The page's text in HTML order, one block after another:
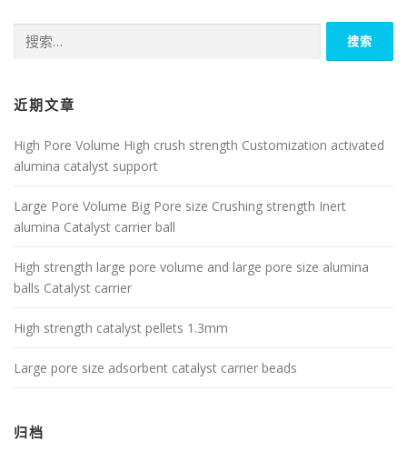
索：
近期文章
High Pore Volume High crush strength Customization activated
alumina catalyst support
Large Pore Volume Big Pore size Crushing strength Inert
alumina Catalyst carrier ball
High strength large pore volume and large pore size alumina
balls Catalyst carrier
High strength catalyst pellets 1.3mm
Large pore size adsorbent catalyst carrier beads
归档